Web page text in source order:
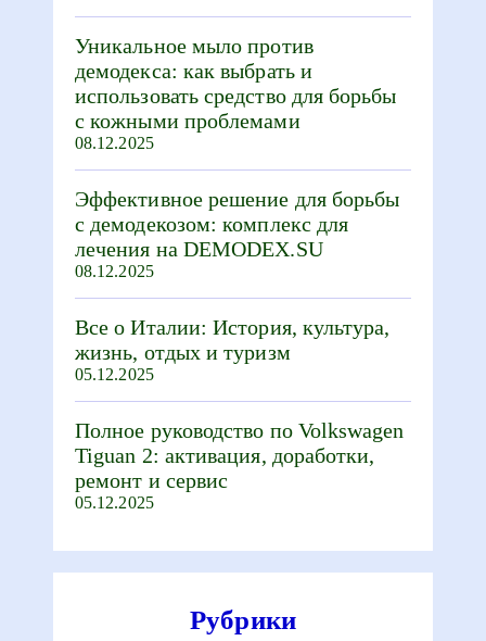
Уникальное мыло против
демодекса: как выбрать и
использовать средство для борьбы
с кожными проблемами
08.12.2025
Эффективное решение для борьбы
с демодекозом: комплекс для
лечения на DEMODEX.SU
08.12.2025
Все о Италии: История, культура,
жизнь, отдых и туризм
05.12.2025
Полное руководство по Volkswagen
Tiguan 2: активация, доработки,
ремонт и сервис
05.12.2025
Рубрики